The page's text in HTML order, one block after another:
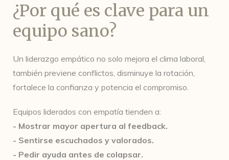
¿Por qué es clave para un
equipo sano?
Un liderazgo empático no solo mejora el clima laboral,
también previene conflictos, disminuye la rotación,
fortalece la confianza y potencia el compromiso.
Equipos liderados con empatía tienden a:
- Mostrar mayor apertura al feedback.
- Sentirse escuchados y valorados.
- Pedir ayuda antes de colapsar.